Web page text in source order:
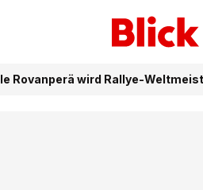
Rovanperä wird Rallye-